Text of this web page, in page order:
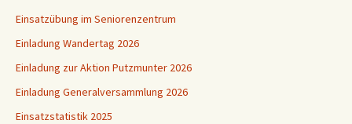
Einsatzübung im Seniorenzentrum
Einladung Wandertag 2026
Einladung zur Aktion Putzmunter 2026
Einladung Generalversammlung 2026
Einsatzstatistik 2025